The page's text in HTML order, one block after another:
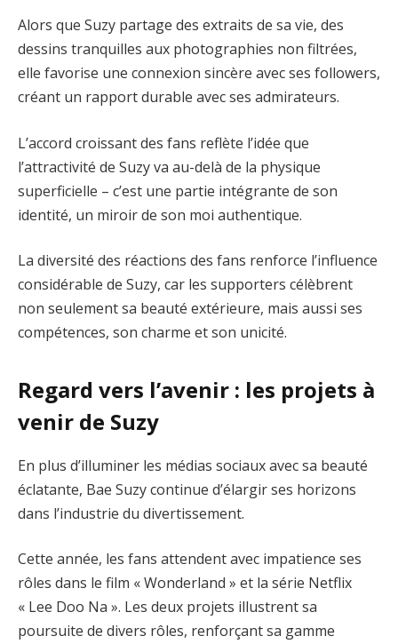
Alors que Suzy partage des extraits de sa vie, des
dessins tranquilles aux photographies non filtrées,
elle favorise une connexion sincère avec ses followers,
créant un rapport durable avec ses admirateurs.
L’accord croissant des fans reflète l’idée que
l’attractivité de Suzy va au-delà de la physique
superficielle – c’est une partie intégrante de son
identité, un miroir de son moi authentique.
La diversité des réactions des fans renforce l’influence
considérable de Suzy, car les supporters célèbrent
non seulement sa beauté extérieure, mais aussi ses
compétences, son charme et son unicité.
Regard vers l’avenir : les projets à
venir de Suzy
En plus d’illuminer les médias sociaux avec sa beauté
éclatante, Bae Suzy continue d’élargir ses horizons
dans l’industrie du divertissement.
Cette année, les fans attendent avec impatience ses
rôles dans le film « Wonderland » et la série Netflix
« Lee Doo Na ». Les deux projets illustrent sa
poursuite de divers rôles, renforçant sa gamme